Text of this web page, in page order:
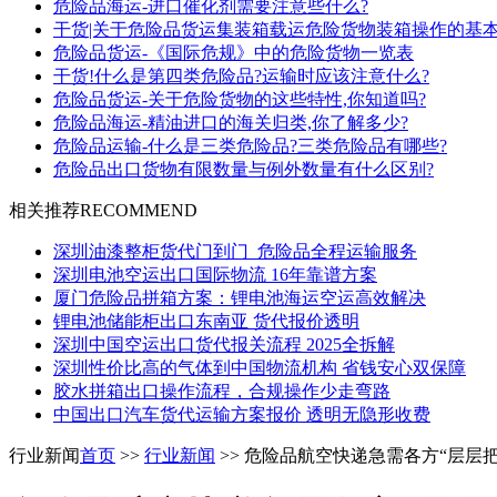
危险品海运-进口催化剂需要注意些什么?
干货|关于危险品货运集装箱载运危险货物装箱操作的基
危险品货运-《国际危规》中的危险货物一览表
干货!什么是第四类危险品?运输时应该注意什么?
危险品货运-关于危险货物的这些特性,你知道吗?
危险品海运-精油进口的海关归类,你了解多少?
危险品运输-什么是三类危险品?三类危险品有哪些?
危险品出口货物有限数量与例外数量有什么区别?
相关推荐RECOMMEND
深圳油漆整柜货代门到门_危险品全程运输服务
深圳电池空运出口国际物流 16年靠谱方案
厦门危险品拼箱方案：锂电池海运空运高效解决
锂电池储能柜出口东南亚 货代报价透明
深圳中国空运出口货代报关流程 2025全拆解
深圳性价比高的气体到中国物流机构 省钱安心双保障
胶水拼箱出口操作流程，合规操作少走弯路
中国出口汽车货代运输方案报价 透明无隐形收费
行业新闻首页 >> 行业新闻 >> 危险品航空快递急需各方“层层